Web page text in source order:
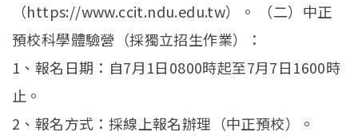
（https://www.ccit.ndu.edu.tw）。 （二）中正
預校科學體驗營（採獨立招生作業）：
1、報名日期：自7月1日0800時起至7月7日1600時
止。
2、報名方式：採線上報名辦理（中正預校）。